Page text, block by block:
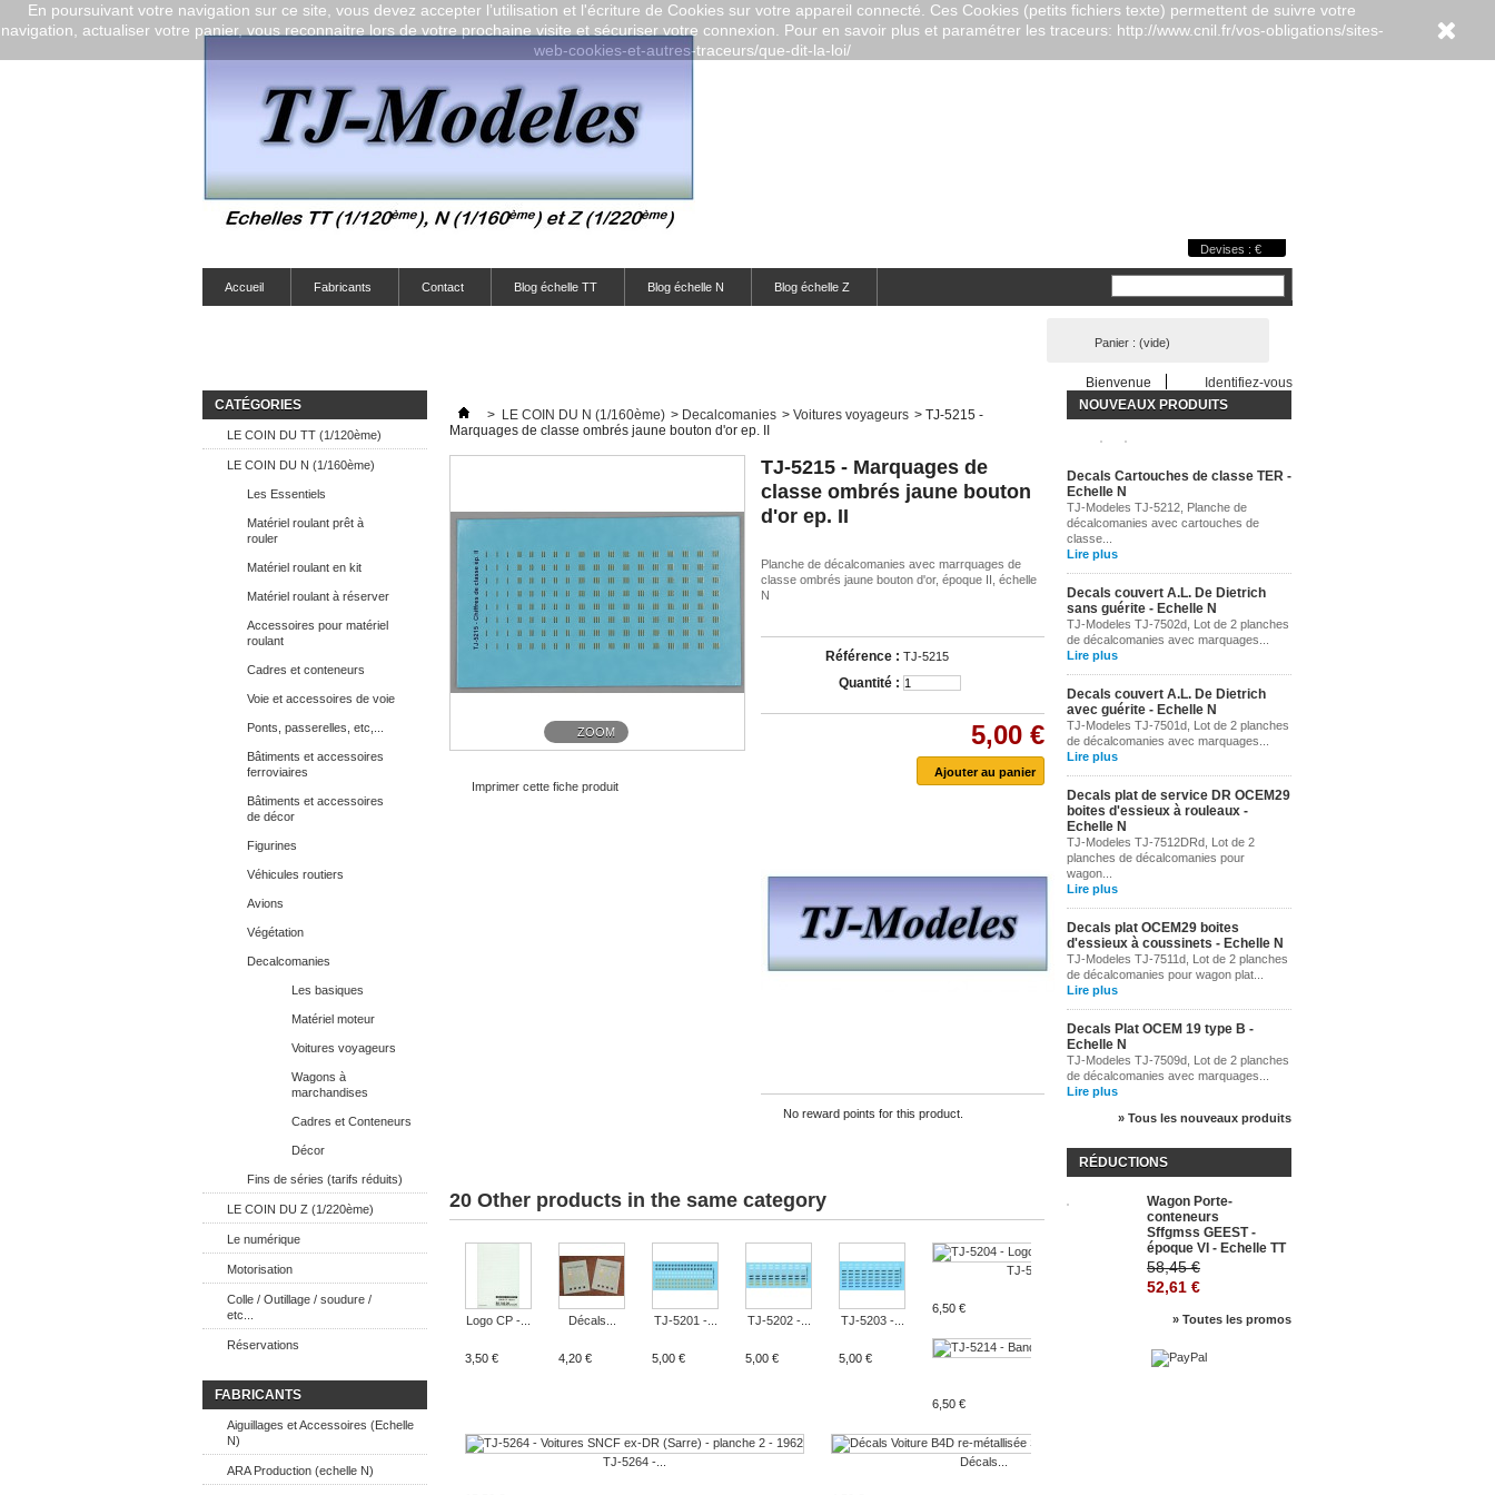
Devises : €
Accueil Fabricants Contact Blog échelle TT Blog échelle N Blog échelle Z
Panier : (vide)
Bienvenue
Identifiez-vous
CATÉGORIES
LE COIN DU TT (1/120ème)
LE COIN DU N (1/160ème)
Les Essentiels
Matériel roulant prêt à
rouler
Matériel roulant en kit
Matériel roulant à réserver
Accessoires pour matériel
roulant
Cadres et conteneurs
Voie et accessoires de voie
Ponts, passerelles, etc,...
Bâtiments et accessoires
ferroviaires
Bâtiments et accessoires
de décor
Figurines
Véhicules routiers
Avions
Végétation
Decalcomanies
Les basiques
Matériel moteur
Voitures voyageurs
Wagons à
marchandises
Cadres et Conteneurs
Décor
Fins de séries (tarifs réduits)
LE COIN DU Z (1/220ème)
Le numérique
Motorisation
Colle / Outillage / soudure /
etc...
Réservations
FABRICANTS
Aiguillages et Accessoires (Echelle
N)
ARA Production (echelle N)
> LE COIN DU N (1/160ème) > Decalcomanies > Voitures voyageurs > TJ-5215 -
Marquages de classe ombrés jaune bouton d'or ep. II
ZOOM
Imprimer cette fiche produit
TJ-5215 - Marquages de
classe ombrés jaune bouton
d'or ep. II
Planche de décalcomanies avec marrquages de
classe ombrés jaune bouton d'or, époque II, échelle
N
Référence : TJ-5215
Quantité :
5,00 €
No reward points for this product.
20 Other products in the same category
Logo CP -...
3,50 €
Décals...
4,20 €
TJ-5201 -...
5,00 €
TJ-5202 -...
5,00 €
TJ-5203 -...
5,00 €
TJ-5204 -...
6,50 €
6,50 €
TJ-5264 -... Décals...
NOUVEAUX PRODUITS
Decals Cartouches de classe TER -
Echelle N
TJ-Modeles TJ-5212, Planche de
décalcomanies avec cartouches de
classe...
Lire plus
Decals couvert A.L. De Dietrich
sans guérite - Echelle N
TJ-Modeles TJ-7502d, Lot de 2 planches
de décalcomanies avec marquages...
Lire plus
Decals couvert A.L. De Dietrich
avec guérite - Echelle N
TJ-Modeles TJ-7501d, Lot de 2 planches
de décalcomanies avec marquages...
Lire plus
Decals plat de service DR OCEM29
boites d'essieux à rouleaux -
Echelle N
TJ-Modeles TJ-7512DRd, Lot de 2
planches de décalcomanies pour
wagon...
Lire plus
Decals plat OCEM29 boites
d'essieux à coussinets - Echelle N
TJ-Modeles TJ-7511d, Lot de 2 planches
de décalcomanies pour wagon plat...
Lire plus
Decals Plat OCEM 19 type B -
Echelle N
TJ-Modeles TJ-7509d, Lot de 2 planches
de décalcomanies avec marquages...
Lire plus
» Tous les nouveaux produits
RÉDUCTIONS
Wagon Porte-
conteneurs
Sffgmss GEEST -
époque VI - Echelle TT
58,45 €
52,61 €
» Toutes les promos
En poursuivant votre navigation sur ce site, vous devez accepter l’utilisation et l'écriture de Cookies sur votre appareil connecté. Ces Cookies (petits fichiers texte) permettent de suivre votre
navigation, actualiser votre panier, vous reconnaitre lors de votre prochaine visite et sécuriser votre connexion. Pour en savoir plus et paramétrer les traceurs: http://www.cnil.fr/vos-obligations/sites-
web-cookies-et-autres-traceurs/que-dit-la-loi/